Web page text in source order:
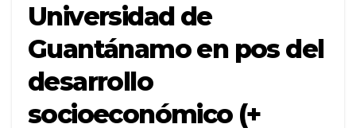
Universidad de
Guantánamo en pos del
desarrollo
socioeconómico (+